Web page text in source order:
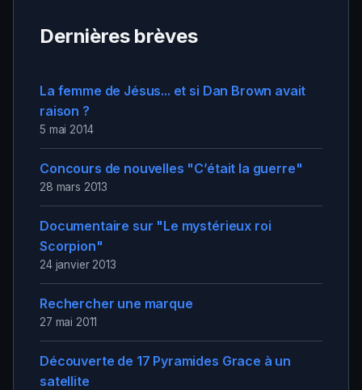
Dernières brèves
La femme de Jésus... et si Dan Brown avait
raison ?
5 mai 2014
Concours de nouvelles "C’était la guerre"
28 mars 2013
Documentaire sur "Le mystérieux roi
Scorpion"
24 janvier 2013
Rechercher une marque
27 mai 2011
Découverte de 17 Pyramides Grace à un
satellite